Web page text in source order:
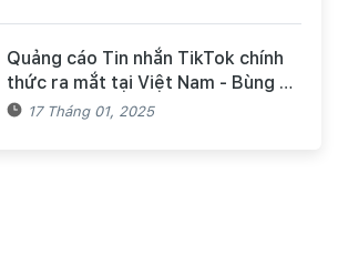
Quảng cáo Tin nhắn TikTok chính
thức ra mắt tại Việt Nam - Bùng nổ
doanh số mùa Tết cùng TikTok và
17 Tháng 01, 2025